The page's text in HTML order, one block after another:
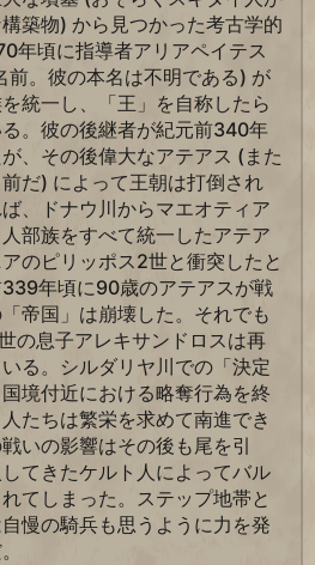
築物) から見つかった考古学的
年頃に指導者アリアペイテス
前。彼の本名は不明である) が
統一し、「王」を自称したら
。彼の後継者が紀元前340年
、その後偉大なアテアス (また
だ) によって王朝は打倒され
、ドナウ川からマエオティア
部族をすべて統一したアテア
のピリッポス2世と衝突したと
年頃に90歳のアテアスが戦
帝国」は崩壊した。それでも
の息子アレキサンドロスは再
る。シルダリヤ川での「決定
境付近における略奪行為を終
たちは繁栄を求めて南進でき
いの影響はその後も尾を引
てきたケルト人によってバル
てしまった。ステップ地帯と
慢の騎兵も思うように力を発